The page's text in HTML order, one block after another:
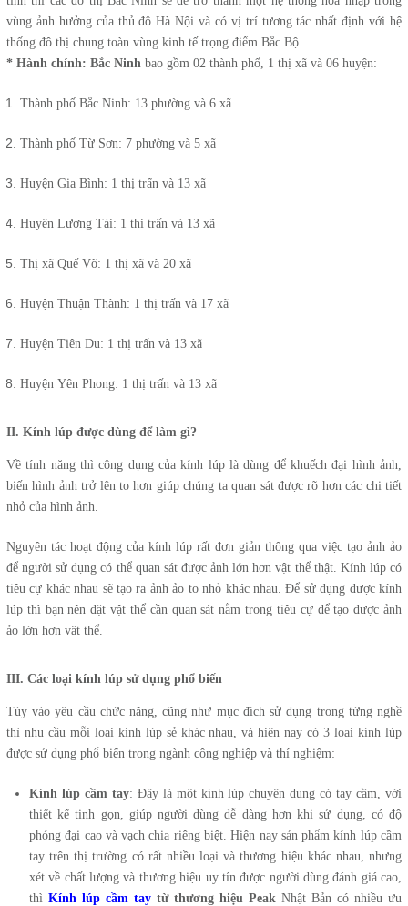
vùng ảnh hưởng của thủ đô Hà Nội và có vị trí tương tác nhất định với hệ
thống đô thị chung toàn vùng kinh tế trọng điểm Bắc Bộ.
* Hành chính: Bắc Ninh bao gồm 02 thành phố, 1 thị xã và 06 huyện:
Thành phố Bắc Ninh: 13 phường và 6 xã
Thành phố Từ Sơn: 7 phường và 5 xã
Huyện Gia Bình: 1 thị trấn và 13 xã
Huyện Lương Tài: 1 thị trấn và 13 xã
Thị xã Quế Võ: 1 thị xã và 20 xã
Huyện Thuận Thành: 1 thị trấn và 17 xã
Huyện Tiên Du: 1 thị trấn và 13 xã
Huyện Yên Phong: 1 thị trấn và 13 xã
II. Kính lúp được dùng để làm gì?
Về tính năng thì công dụng của kính lúp là dùng để khuếch đại hình ảnh,
biến hình ảnh trở lên to hơn giúp chúng ta quan sát được rõ hơn các chi tiết
nhỏ của hình ảnh.
Nguyên tác hoạt động của kính lúp rất đơn giản thông qua việc tạo ảnh ảo
để người sử dụng có thể quan sát được ảnh lớn hơn vật thể thật. Kính lúp có
tiêu cự khác nhau sẽ tạo ra ảnh ảo to nhỏ khác nhau. Để sử dụng được kính
lúp thì bạn nên đặt vật thể cần quan sát nằm trong tiêu cự để tạo được ảnh
ảo lớn hơn vật thể.
III. Các loại kính lúp sử dụng phổ biến
Tùy vào yêu cầu chức năng, cũng như mục đích sử dụng trong từng nghề
thì nhu cầu mỗi loại kính lúp sẻ khác nhau, và hiện nay có 3 loại kính lúp
được sử dụng phổ biến trong ngành công nghiệp và thí nghiệm:
Kính lúp cầm tay: Đây là một kính lúp chuyên dụng có tay cầm, với
thiết kế tinh gọn, giúp người dùng dễ dàng hơn khi sử dụng, có độ
phóng đại cao và vạch chia riêng biệt. Hiện nay sản phẩm kính lúp cầm
tay trên thị trường có rất nhiều loại và thương hiệu khác nhau, nhưng
xét về chất lượng và thương hiệu uy tín được người dùng đánh giá cao,
thì Kính lúp cầm tay từ thương hiệu Peak Nhật Bản có nhiều ưu